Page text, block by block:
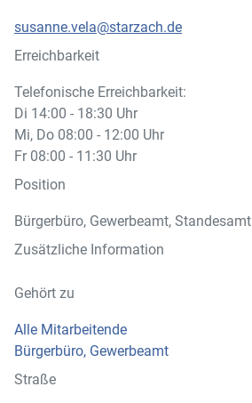
susanne.vela@starzach.de
Erreichbarkeit
Telefonische Erreichbarkeit:
Di 14:00 - 18:30 Uhr
Mi, Do 08:00 - 12:00 Uhr
Fr 08:00 - 11:30 Uhr
Position
Bürgerbüro, Gewerbeamt, Standesamt
Zusätzliche Information
Gehört zu
Alle Mitarbeitende
Bürgerbüro, Gewerbeamt
Straße